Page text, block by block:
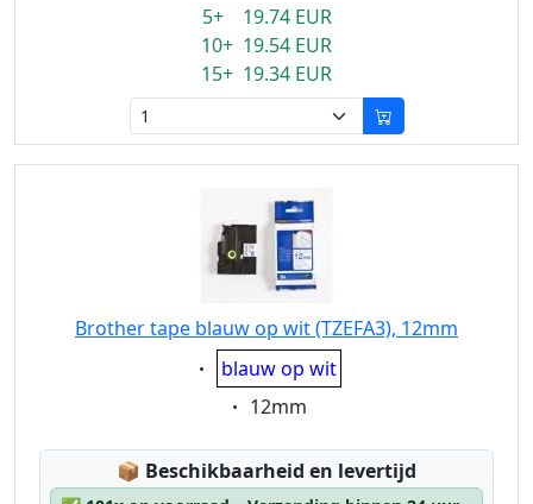
5+ 19.74 EUR
10+ 19.54 EUR
15+ 19.34 EUR
Brother tape blauw op wit (TZEFA3), 12mm
Eigenschaft:
blauw op wit
Eigenschaft:
12mm
📦 Lagerstatus:
Beschikbaarheid en levertijd